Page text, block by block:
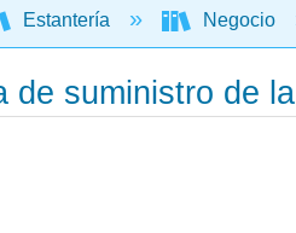
jerarquía global
Estantería Negocio
de suministro de